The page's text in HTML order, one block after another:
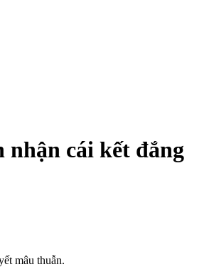
cái kết đắng
mâu thuẫn.